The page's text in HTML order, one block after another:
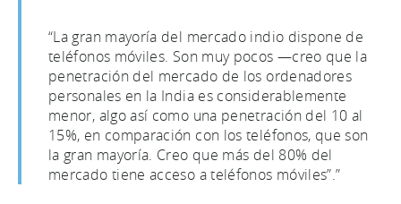
“La gran mayoría del mercado indio dispone de
teléfonos móviles. Son muy pocos —creo que la
penetración del mercado de los ordenadores
personales en la India es considerablemente
menor, algo así como una penetración del 10 al
15%, en comparación con los teléfonos, que son
la gran mayoría. Creo que más del 80% del
mercado tiene acceso a teléfonos móviles”.”